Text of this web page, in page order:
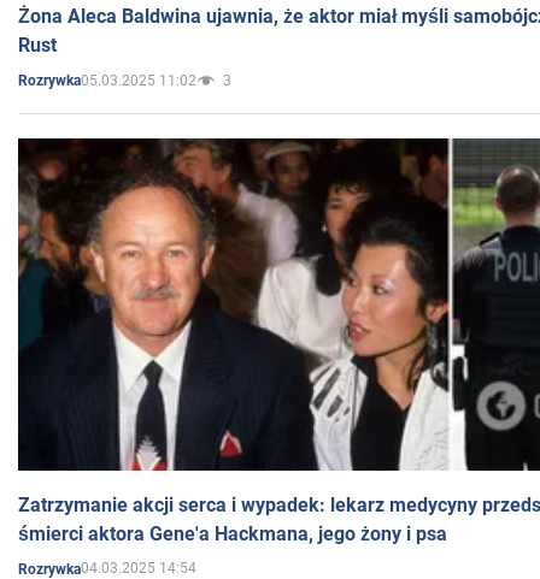
Żona Aleca Baldwina ujawnia, że aktor miał myśli
Rust
Rozrywka05.03.2025 11:02 3
Zatrzymanie akcji serca i wypadek: lekarz medycyny
śmierci aktora Gene'a Hackmana, jego żony i psa
Rozrywka04.03.2025 14:54